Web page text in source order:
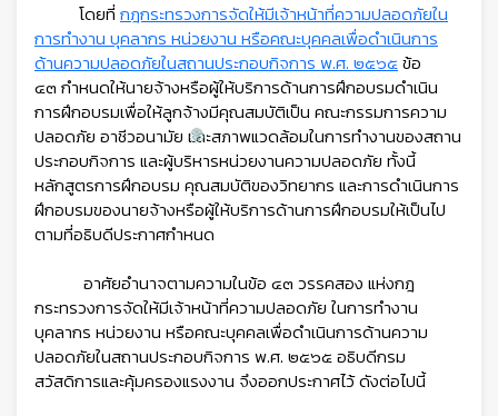
โดยที่ กฎกระทรวงการจัดให้มีเจ้าหน้าที่ความปลอดภัยใน
การทำงาน บุคลากร หน่วยงาน หรือคณะบุคคลเพื่อดำเนินการ
ด้านความปลอดภัยในสถานประกอบกิจการ พ.ศ. ๒๕๖๕ข้อ
๔๓ กำหนดให้นายจ้างหรือผู้ให้บริการด้านการฝึกอบรมดำเนิน
การฝึกอบรมเพื่อให้ลูกจ้างมีคุณสมบัติเป็น คณะกรรมการความ
ปลอดภัย อาชีวอนามัย และสภาพแวดล้อมในการทำงานของสถาน
ประกอบกิจการ และผู้บริหารหน่วยงานความปลอดภัย ทั้งนี้
หลักสูตรการฝึกอบรม คุณสมบัติของวิทยากร และการดำเนินการ
ฝึกอบรมของนายจ้างหรือผู้ให้บริการด้านการฝึกอบรมให้เป็นไป
ตามที่อธิบดีประกาศกำหนด
อาศัยอำนาจตามความในข้อ ๔๓ วรรคสอง แห่งกฎ
กระทรวงการจัดให้มีเจ้าหน้าที่ความปลอดภัย ในการทำงาน
บุคลากร หน่วยงาน หรือคณะบุคคลเพื่อดำเนินการด้านความ
ปลอดภัยในสถานประกอบกิจการ พ.ศ. ๒๕๖๕ อธิบดีกรม
สวัสดิการและคุ้มครองแรงงาน จึงออกประกาศไว้ ดังต่อไปนี้